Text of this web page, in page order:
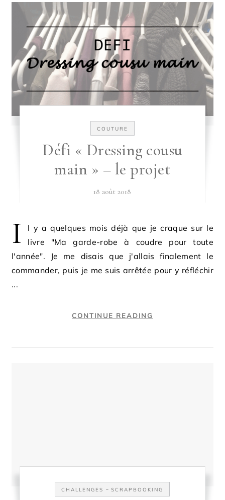
COUTURE
Défi « Dressing cousu
main » – le projet
18 août 2018
I
l y a quelques mois déjà que je craque sur le
livre "Ma garde-robe à coudre pour toute
l'année". Je me disais que j'allais finalement le
commander, puis je me suis arrêtée pour y réfléchir
...
CONTINUE READING
CHALLENGES -SCRAPBOOKING